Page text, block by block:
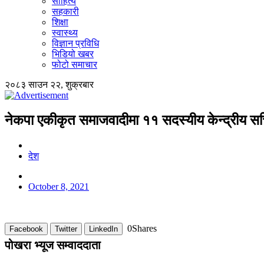
सहकारी
शिक्षा
स्वास्थ्य
विज्ञान प्रविधि
भिडियो खबर
फोटो समाचार
२०८३ साउन २२, शुक्रबार
नेकपा एकीकृत समाजवादीमा ११ सदस्यीय केन्द्रीय
देश
October 8, 2021
Facebook Twitter LinkedIn 0Shares
पोखरा भ्यूज सम्वाददाता